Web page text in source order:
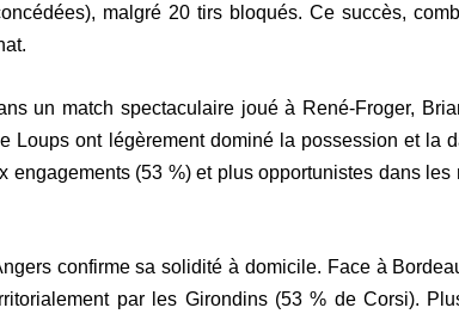
malgré 20 tirs bloqués. Ce succès,
un match spectaculaire joué à René-Froger,
Loups ont légèrement dominé la possession et la
engagements (53 %) et plus opportunistes dans
confirme sa solidité à domicile. Face à
par les Girondins (53 % de Corsi).